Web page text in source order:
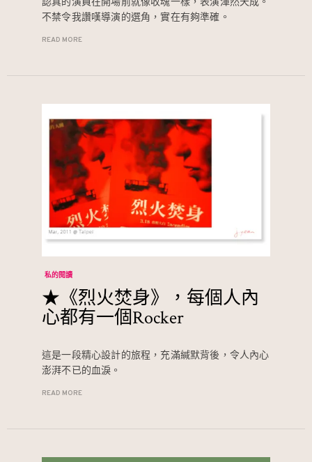
不禁令我讚嘆導演的選角，實在有夠準確。
READ MORE
私的閱讀
★《烈火焚身》，每個人內
心都有一個Rocker
這是一段精心設計的旅程，充滿緘默背後，令人內心
澎湃不已的血淚。
READ MORE